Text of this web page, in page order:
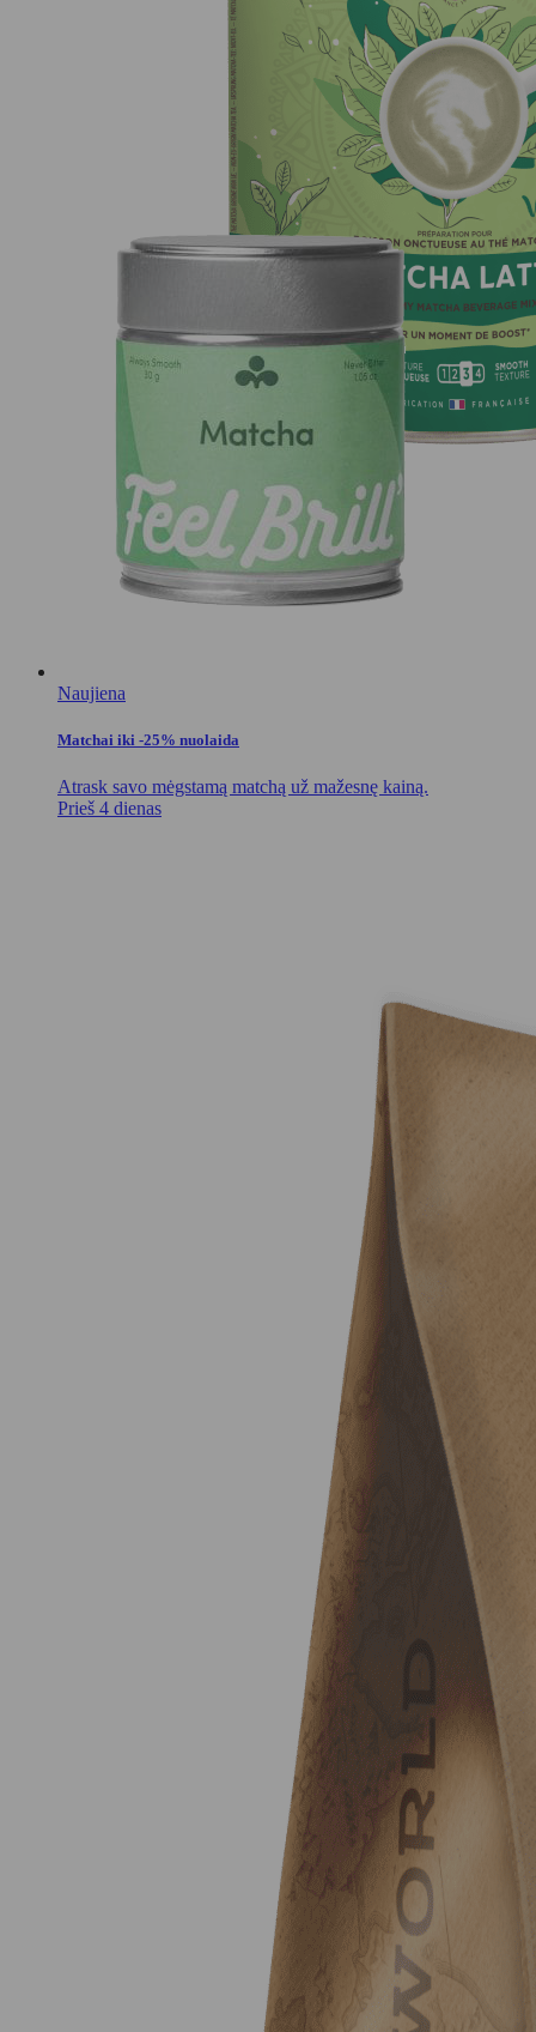
Naujiena
Matchai iki -25% nuolaida
Atrask savo mėgstamą matchą už mažesnę kainą.
Prieš 4 dienas